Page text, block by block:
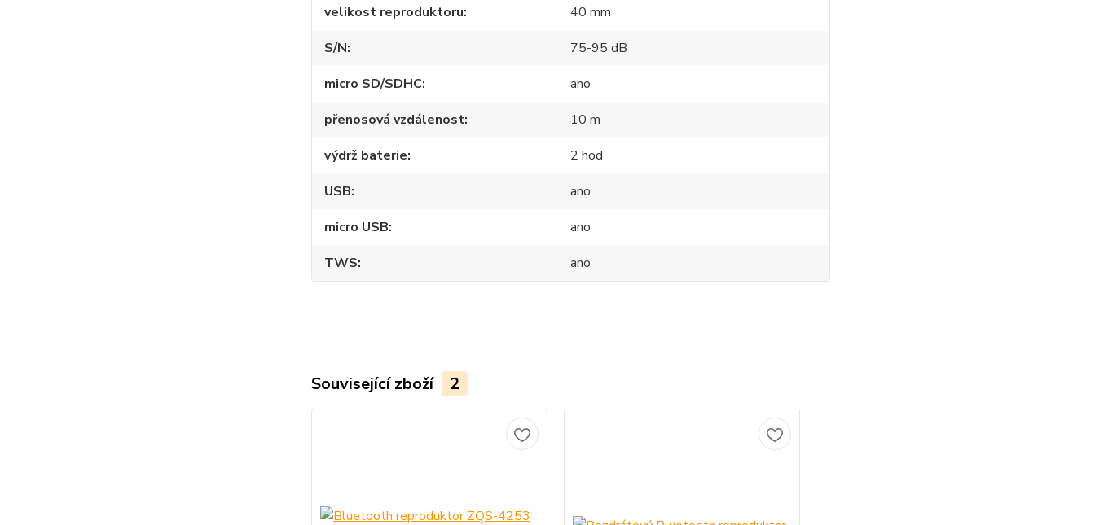
velikost reproduktoru
40 mm
S/N
75-95 dB
micro SD/SDHC
ano
přenosová vzdálenost
10 m
výdrž baterie
2 hod
USB
ano
micro USB
ano
TWS
ano
Související zboží 2